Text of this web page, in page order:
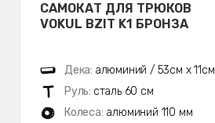
САМОКАТ ДЛЯ ТРЮКОВ
VOKUL BZIT K1 БРОНЗА
Дека: алюминий / 53см х 11см
Руль: сталь 60 см
Колеса: алюминий 110 мм